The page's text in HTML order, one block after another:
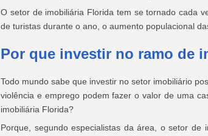
O setor de imobiliária Florida tem se tornado cada
de turistas durante o ano, o aumento populacional
Por que investir no ramo de
Todo mundo sabe que investir no setor imobiliário
violência e emprego podem fazer o valor de uma
imobiliária Florida?
Porque, segundo especialistas da área, o setor